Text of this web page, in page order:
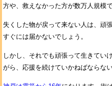
方や、救えなかった方が数万人規模
失くした物が戻って来ない人は、頑
すぐには届かないでしょう。
しかし、それでも頑張って生きてい
がら、応援を続けていかねばならな